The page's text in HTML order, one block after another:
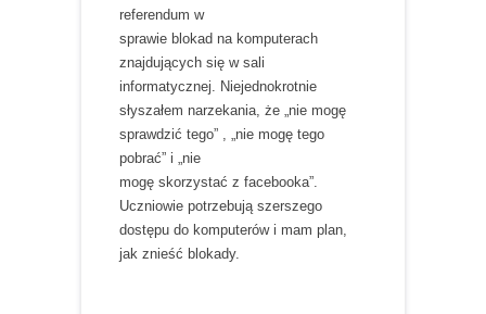
referendum w
sprawie blokad na komputerach
znajdujących się w sali
informatycznej. Niejednokrotnie
słyszałem narzekania, że „nie mogę
sprawdzić tego” , „nie mogę tego
pobrać” i „nie
mogę skorzystać z facebooka”.
Uczniowie potrzebują szerszego
dostępu do komputerów i mam plan,
jak znieść blokady.